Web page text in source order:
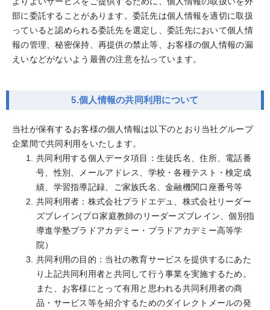
部に委託することがあります。委託先は個人情報を適切に取扱
っていると認められる委託先を選定し、委託先において個人情
報の管理、秘密保持、再提供の禁止等、お客様の個人情報の漏
えいなどがないよう最善の注意を払っています。
5.個人情報の共同利用について
当社が保有するお客様の個人情報は以下のとおり当社グループ
企業間で共同利用をいたします。
共同利用する個人データ項目：生徒氏名、住所、電話番
号、性別、メールアドレス、学校・各種テスト・検定成
績、学習指導記録、ご家族氏名、金融機関口座番号等
共同利用者：株式会社プラドエデュ、株式会社リーダー
ズブレイン(プロ家庭教師のリーダーズブレイン、個別指
導進学塾プラドアカデミー・プラドアカデミー高等学
院）
共同利用の目的：当社の教育サービスを提供するにあた
り上記共同利用者と共同して行う事業を実施するため。
また、お客様にとって有用と思われる共同利用者の商
品・サービス等を紹介するためのダイレクトメールの発